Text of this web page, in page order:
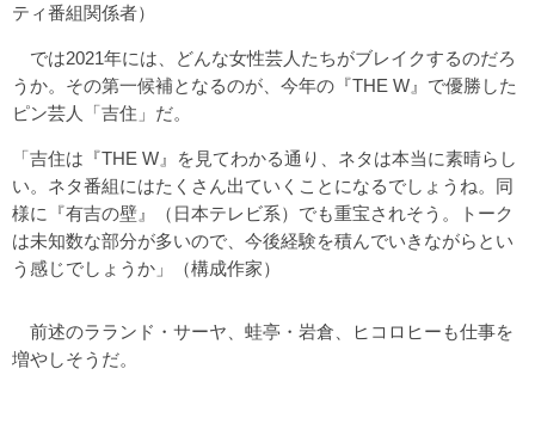
ティ番組関係者）
では2021年には、どんな女性芸人たちがブレイクするのだろ
うか。その第一候補となるのが、今年の『THE W』で優勝した
ピン芸人「吉住」だ。
「吉住は『THE W』を見てわかる通り、ネタは本当に素晴らし
い。ネタ番組にはたくさん出ていくことになるでしょうね。同
様に『有吉の壁』（日本テレビ系）でも重宝されそう。トーク
は未知数な部分が多いので、今後経験を積んでいきながらとい
う感じでしょうか」（構成作家）
前述のラランド・サーヤ、蛙亭・岩倉、ヒコロヒーも仕事を
増やしそうだ。